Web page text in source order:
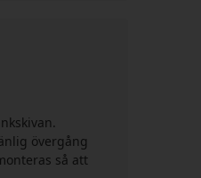
övergång
så att